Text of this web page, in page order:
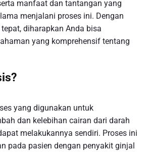
manfaat dan tantangan yang
menjalani proses ini. Dengan
diharapkan Anda bisa
yang komprehensif tentang
yang digunakan untuk
dan kelebihan cairan dari darah
melakukannya sendiri. Proses ini
pada pasien dengan penyakit ginjal